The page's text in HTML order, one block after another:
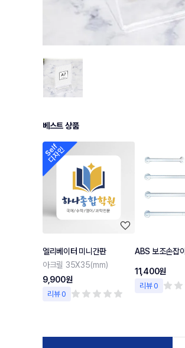
베스트 상품
엘리베이터 미니간판
아크릴 35X35(mm)
9,900원
리뷰 0
ABS 보조손잡이
11,400원
리뷰 0